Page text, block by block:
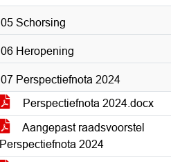
05 Schorsing
06 Heropening
07 Perspectiefnota 2024
Perspectiefnota 2024.docx
Aangepast raadsvoorstel
Perspectiefnota 2024